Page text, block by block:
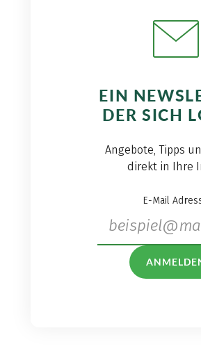
EIN
DER SICH
Angebote, Tipps
direkt in Ihre
E-Mail